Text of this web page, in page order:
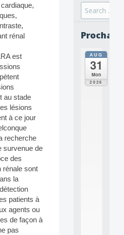
rénal
est
au stade
lésions
à ce jour
recherche
survenue de
des
rénale sont
la
patients à
agents ou
de façon à
pas
Search
for:
AUG
31
Mon
2026